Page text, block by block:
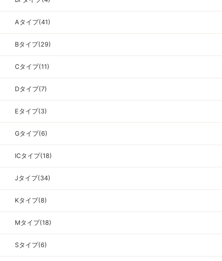
Aタイプ(41)
Bタイプ(29)
Cタイプ(11)
Dタイプ(7)
Eタイプ(3)
Gタイプ(6)
ICタイプ(18)
Jタイプ(34)
Kタイプ(8)
Mタイプ(18)
Sタイプ(6)